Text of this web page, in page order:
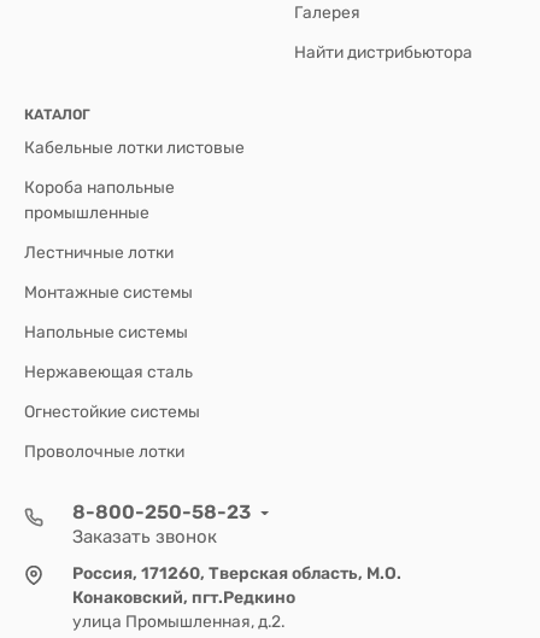
Галерея
Найти дистрибьютора
КАТАЛОГ
Кабельные лотки листовые
Короба напольные
промышленные
Лестничные лотки
Монтажные системы
Напольные системы
Нержавеющая сталь
Огнестойкие системы
Проволочные лотки
8-800-250-58-23
Заказать звонок
Россия, 171260, Тверская область, М.О.
Конаковский, пгт.Редкино
улица Промышленная, д.2.